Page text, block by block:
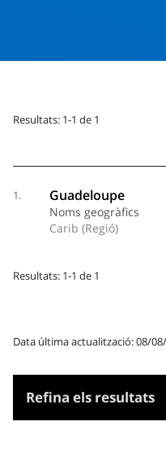
Refina els resultats
Tesaurus
Resultats: 1-1 de 1
1. Guadeloupe
Noms geogràfics
Carib (Regió)
Resultats: 1-1 de 1
Data última actualització: 08/